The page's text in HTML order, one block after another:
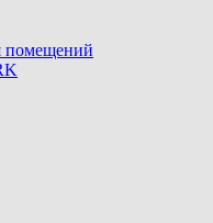
помещений